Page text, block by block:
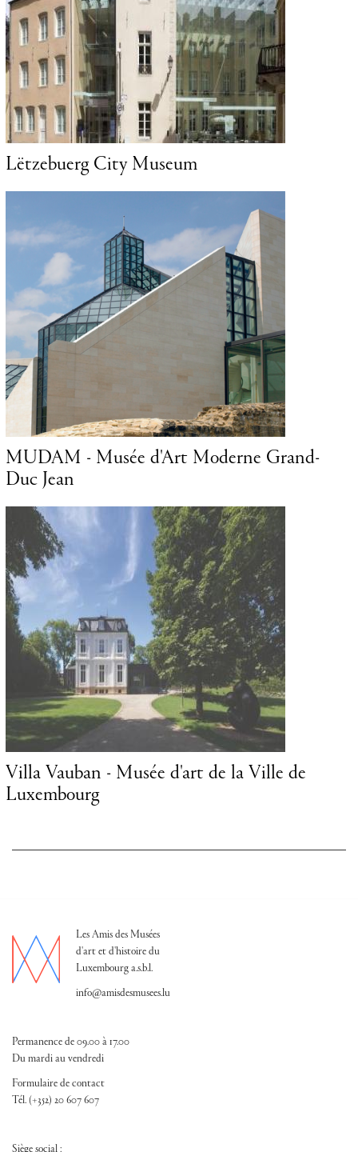
Musée Dräi Eecheen (Musée de la
forteresse)
Casino Luxembourg - Forum d'art
contemporain
Nationalmusée um Fëschmaart
Jean
Les Amis des Musées
d'art et d'histoire du
Luxembourg a.s.b.l.
info@amisdesmusees.lu
Permanence de 09.00 à 17.00
Du mardi au vendredi
Formulaire de contact
Tél. (+352) 20 607 607
Siège social :